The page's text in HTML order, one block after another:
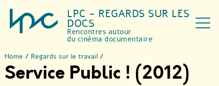
LPC - REGARDS SUR LES
DOCS
Rencontres autour
du cinéma documentaire
Home / Regards sur le travail /
Service Public ! (2012)